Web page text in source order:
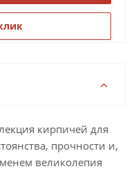
кирпичей для
прочности и,
великолепия